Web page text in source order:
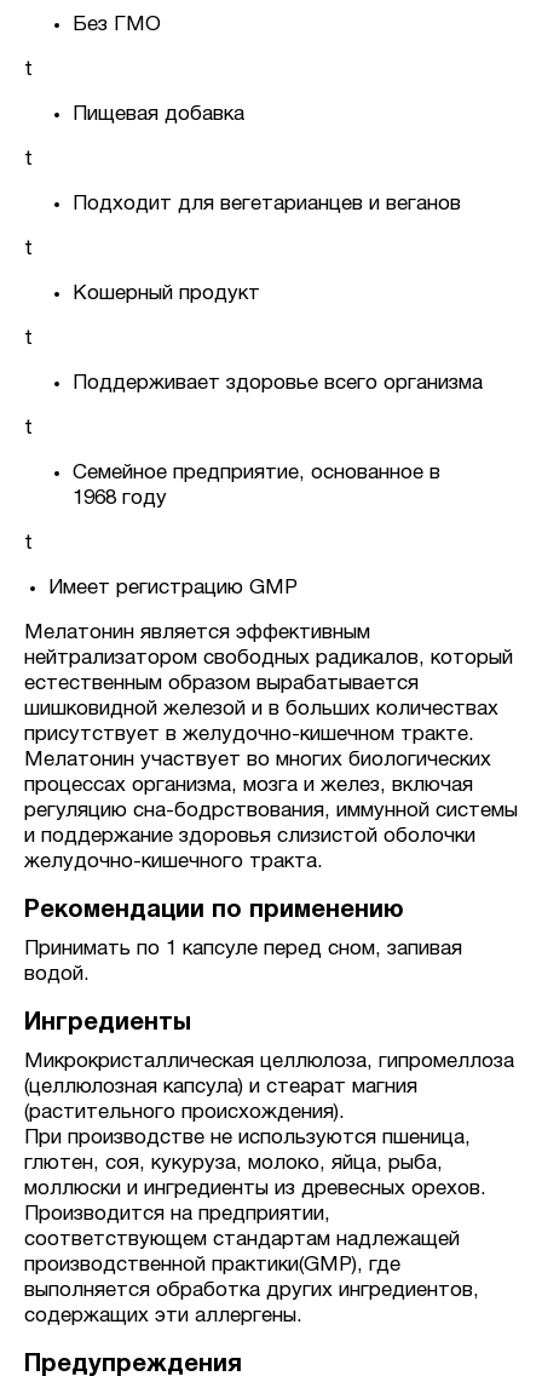
Без ГМО
t
Пищевая добавка
t
Подходит для вегетарианцев и веганов
t
Кошерный продукт
t
Поддерживает здоровье всего организма
t
Семейное предприятие, основанное в
1968 году
t
Имеет регистрацию GMP
Мелатонин является эффективным
нейтрализатором свободных радикалов, который
естественным образом вырабатывается
шишковидной железой и в больших количествах
присутствует в желудочно-кишечном тракте.
Мелатонин участвует во многих биологических
процессах организма, мозга и желез, включая
регуляцию сна-бодрствования, иммунной системы
и поддержание здоровья слизистой оболочки
желудочно-кишечного тракта.
Рекомендации по применению
Принимать по 1 капсуле перед сном, запивая
водой.
Ингредиенты
Микрокристаллическая целлюлоза, гипромеллоза
(целлюлозная капсула) и стеарат магния
(растительного происхождения).
При производстве не используются пшеница,
глютен, соя, кукуруза, молоко, яйца, рыба,
моллюски и ингредиенты из древесных орехов.
Производится на предприятии,
соответствующем стандартам надлежащей
производственной практики(GMP), где
выполняется обработка других ингредиентов,
содержащих эти аллергены.
Предупреждения